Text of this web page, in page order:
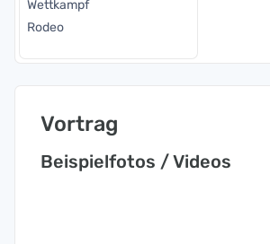
Wettkampf
Rodeo
Vortrag
Beispielfotos / Videos